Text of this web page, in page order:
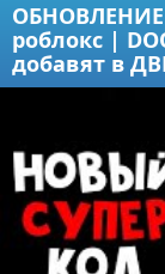
ОБНОВЛЕНИЕ
роблокс |
добавят в